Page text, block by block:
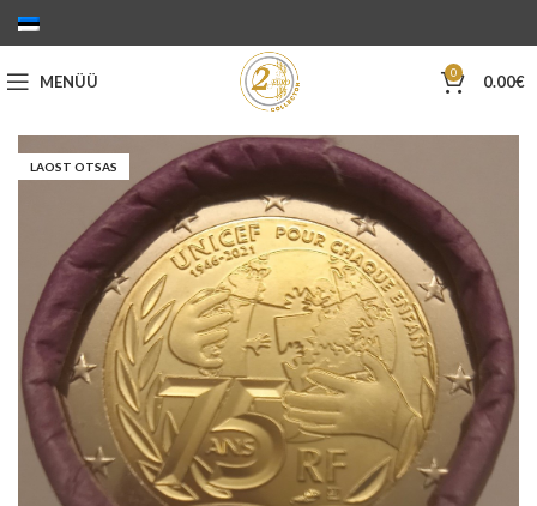
MENÜÜ 0 0.00€
LAOST OTSAS